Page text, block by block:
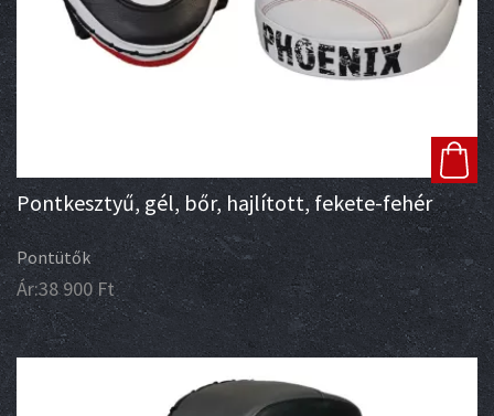
Pontkesztyű, gél, bőr, hajlított, fekete-fehér
Pontütők
Ár:38 900 Ft